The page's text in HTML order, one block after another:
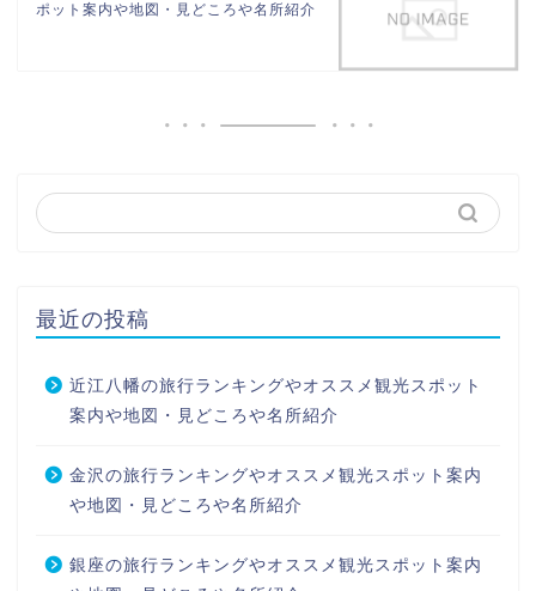
ポット案内や地図・見どころや名所紹介
最近の投稿
近江八幡の旅行ランキングやオススメ観光スポット
案内や地図・見どころや名所紹介
金沢の旅行ランキングやオススメ観光スポット案内
や地図・見どころや名所紹介
銀座の旅行ランキングやオススメ観光スポット案内